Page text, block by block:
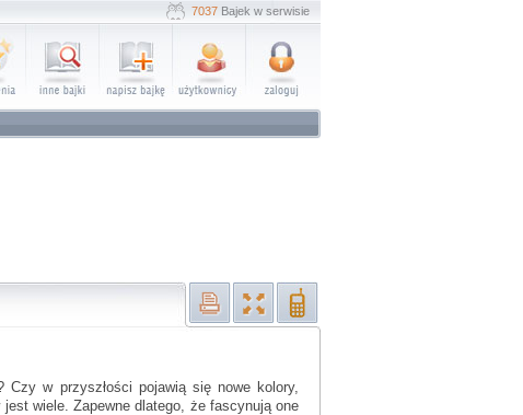
7037 Bajek w serwisie
w przyszłości pojawią się nowe kolory,
wiele. Zapewne dlatego, że fascynują one